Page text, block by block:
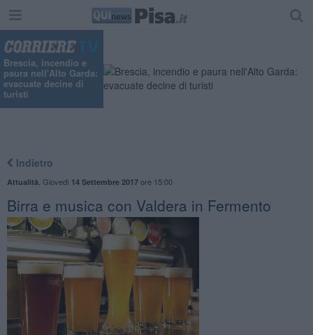
Brescia, incendio e
paura nell'Alto Garda:
evacuate decine di
turisti
Indietro
Attualità Giovedì 14 Settembre 2017ore 15:00
Birra e musica con Valdera in Fermento